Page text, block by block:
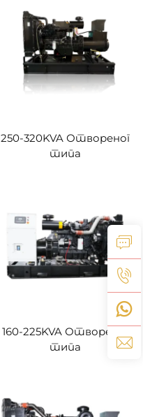
250-320KVA Отвореног
типа
160-225KVA Отвореног
типа